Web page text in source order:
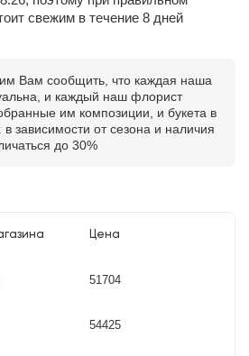
свежим в течение 8 дней
Вам сообщить, что каждая наша
и каждый наш флорист
им композиции, и букета в
в зависимости от сезона и наличия
до 30%
Цена
51704
54425